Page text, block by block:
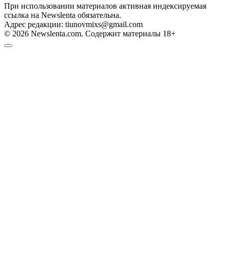
При использовании материалов активная индексируемая
ссылка на Newslenta обязательна.
Адрес редакции: tiunovmixs@gmail.com
© 2026 Newslenta.com. Содержит материалы 18+